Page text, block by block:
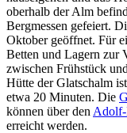
oberhalb der Alm
Bergmessen gefeiert.
Oktober geöffnet. Für
Betten und Lagern zur
zwischen Frühstück
Hütte der Glatschalm
etwa 20 Minuten. Die
können über den
erreicht werden.